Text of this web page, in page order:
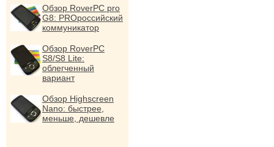
Обзор RoverPC pro
G8: PROроссийский
коммуникатор
Обзор RoverPC
S8/S8 Lite:
облегченный
вариант
Обзор Highscreen
Nano: быстрее,
меньше, дешевле